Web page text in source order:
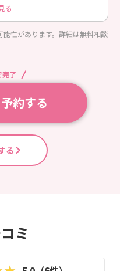
る
性があります。詳細は無料相談
完了
約する
る
ミ